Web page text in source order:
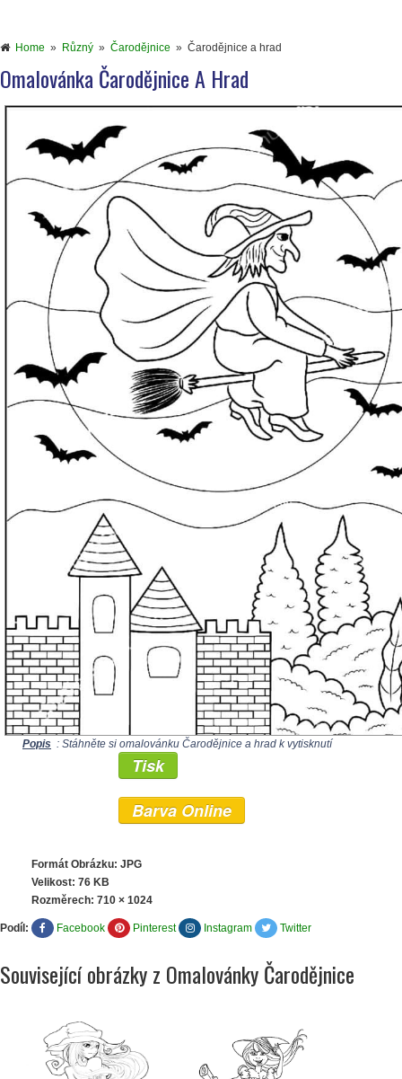
Home » Různý » Čarodějnice » Čarodějnice a hrad
Omalovánka Čarodějnice A Hrad
Popis : Stáhněte si omalovánku Čarodějnice a hrad k vytisknutí
Tisk
Barva Online
Formát Obrázku: JPG
Velikost: 76 KB
Rozměrech: 710 × 1024
Podíl: Facebook Pinterest Instagram Twitter
Související obrázky z Omalovánky Čarodějnice